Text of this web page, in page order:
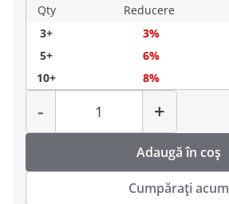
Qty
Reducere
3+
3%
5+
6%
10+
8%
-
Cantitate
+
Adaugă în coș
Cumpărați acum